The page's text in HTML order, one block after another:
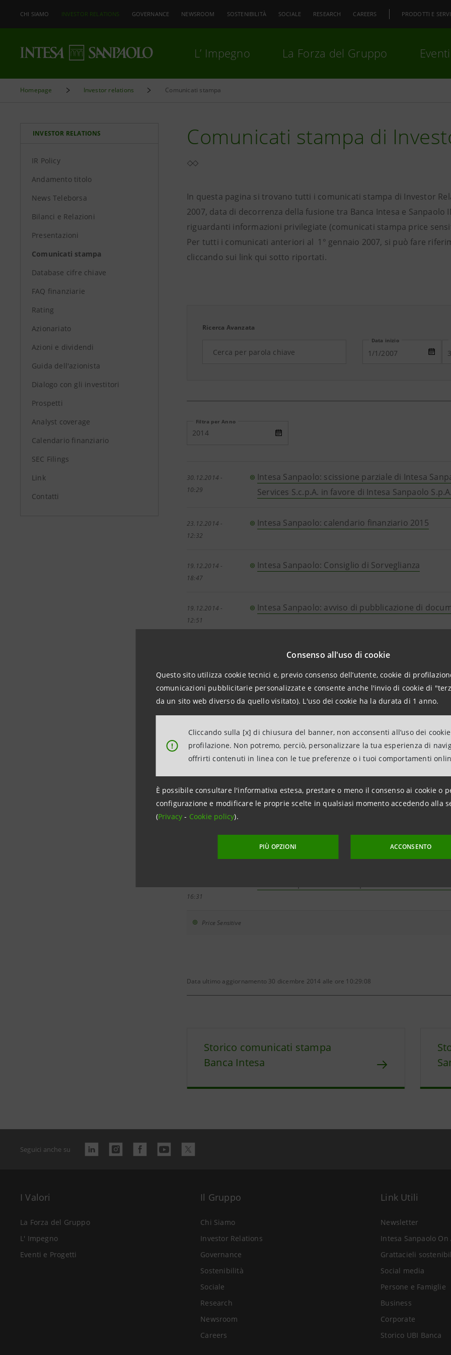
Consenso all'uso di cookie
Questo sito utilizza cookie tecnici e, previo consenso dell’utente, cookie di
comunicazioni pubblicitarie personalizzate e consente anche l'invio di cookie di
da un sito web diverso da quello visitato). L'uso dei cookie ha la durata di 1 anno.
!
Cliccando sulla [x] di chiusura del banner, non acconsenti all’uso dei
profilazione. Non potremo, perciò, personalizzare la tua esperienza di
offrirti contenuti in linea con le tue preferenze o i tuoi comportamenti
È possibile consultare l'informativa estesa, prestare o meno il consenso ai cookie o
configurazione e modificare le proprie scelte in qualsiasi momento accedendo alla
(Privacy- Cookie policy).
PIÙ OPZIONI ACCONSENTO
CHI SIAMO INVESTOR RELATIONS GOVERNANCE NEWSROOM SOSTENIBILITÀ SOCIALE RESEARCH CAREERS PRODOTTI E
L’ Impegno La Forza del Gruppo
Homepage Investor relations Comunicati stampa
INVESTOR RELATIONS
IR Policy
Andamento titolo
News Teleborsa
Bilanci e Relazioni
Presentazioni
Comunicati stampa
Database cifre chiave
FAQ finanziarie
Rating
Azionariato
Azioni e dividendi
Guida dell'azionista
Dialogo con gli investitori
Prospetti
Analyst coverage
Calendario finanziario
SEC Filings
Link
Contatti
Comunicati stampa di
In questa pagina si trovano tutti i comunicati stampa di Investor
2007, data di decorrenza della fusione tra Banca Intesa e
riguardanti informazioni privilegiate (comunicati stampa price
Per tutti i comunicati anteriori al 1° gennaio 2007, si può fare
cliccando sui link qui sotto riportati.
Ricerca Avanzata
Data inizio
Filtra per Anno
2014
30.12.2014 -
10:29
Intesa Sanpaolo: scissione parziale di Intesa
Services S.c.p.A. in favore di Intesa Sanpaolo S.p.A.
23.12.2014 -
12:32
Intesa Sanpaolo: calendario finanziario 2015
19.12.2014 -
18:47
Intesa Sanpaolo: Consiglio di Sorveglianza
19.12.2014 -
12:51
Intesa Sanpaolo: avviso di pubblicazione di
Intesa Sanpaolo: Standard & Poor's modifica i
15.12.2014 -
12:26
Intesa Sanpaolo: Assemblea speciale degli
risparmio
13:55
Intesa Sanpaolo: avviso di pubblicazione di
12:39
01.12.2014 -
ordinarie destinate ai dipendenti per il piano di
16:31
Price Sensitive
Data ultimo aggiornamento 30 dicembre 2014 alle ore 10:29:08
Storico comunicati stampa
Banca Intesa
Seguici anche su
I Valori
La Forza del Gruppo
L' Impegno
Eventi e Progetti
Il Gruppo
Chi Siamo
Investor Relations
Governance
Sostenibilità
Sociale
Research
Newsroom
Careers
Link Utili
Newsletter
Intesa Sanpaolo On
Grattacieli
Social media
Persone e Famiglie
Business
Corporate
Storico UBI Banca